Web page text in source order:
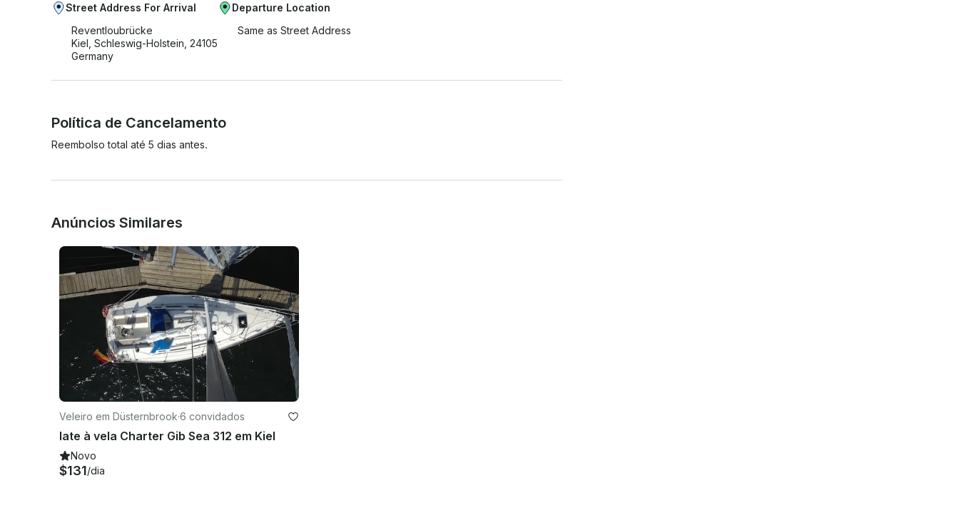
Street Address For Arrival
Reventloubrücke
Kiel, Schleswig-Holstein, 24105
Germany
Departure Location
Same as Street Address
Política de Cancelamento
Reembolso total até 5 dias antes.
Anúncios Similares
Veleiro em Düsternbrook·6 convidados
Iate à vela Charter Gib Sea 312 em Kiel
Novo
$131/dia